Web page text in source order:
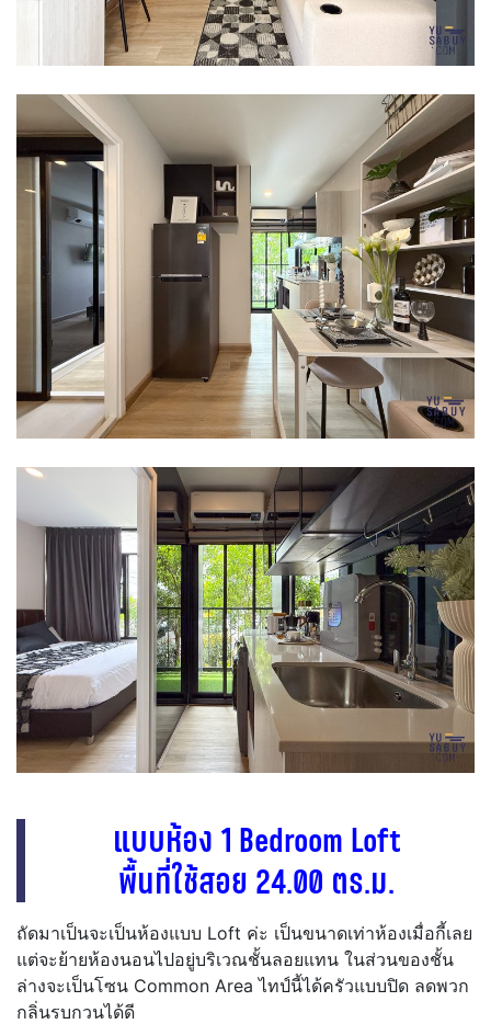
แบบห้อง 1 Bedroom Loft
พื้นที่ใช้สอย 24.00 ตร.ม.
ถัดมาเป็นจะเป็นห้องแบบ Loft ค่ะ เป็นขนาดเท่าห้องเมื่อกี้เลย
แต่จะย้ายห้องนอนไปอยู่บริเวณชั้นลอยแทน ในส่วนของชั้น
ล่างจะเป็นโซน Common Area ไทป์นี้ได้ครัวแบบปิด ลดพวก
กลิ่นรบกวนได้ดี